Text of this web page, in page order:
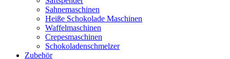
Sahnemaschinen
Heiße Schokolade Maschinen
Waffelmaschinen
Crepesmaschinen
Schokoladenschmelzer
Zubehör